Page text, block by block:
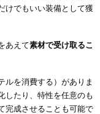
けでもいい装備として獲
あえて素材で受け取るこ
ルを消費する）がありま
したり、特性を任意のも
完成させることも可能で